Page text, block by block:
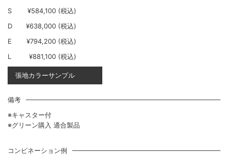
S
¥584,100 (税込)
D
¥638,000 (税込)
E
¥794,200 (税込)
L
¥881,100 (税込)
張地カラーサンプル
備考
※キャスター付
※グリーン購入 適合製品
コンビネーション例